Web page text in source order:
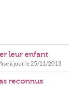
leur enfant
à jour le 25/11/2013
reconnus